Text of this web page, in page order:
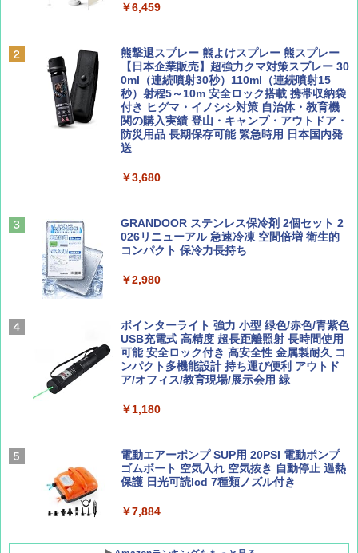
誌] (ＤＩＳＮＥＹ ＦＡＮ)
￥713
山と溪谷 2026年8月号「南アルプス大全」
Coyote No.89 特集 星野道夫 夢見る旅
AIRLINE（エアライン）2026年9月号【特
集】ボーイング110周年を祝して！
￥1,760
￥2,695
A09 地球の歩き方 イタリア 2026～2027 地
球の歩き方A ヨーロッパ
￥2,479
A26 地球の歩き方 チェコ ポーランド スロヴ
ァキア 2026～2027 地球の歩き方A ヨーロッ
新しい日本地理 地図・統計・移動から読み
解く (講談社現代新書)
￥1,540
PYKES PEAK (パイクスピーク) 着替えテン
ト プライバシー テント 【中が透けない】 1
人用 折りたたみ 防災グッズ 災害用トイレ ビ
ーチ ピクニック ポップアップテント 携帯 簡
易 トイレテント (ブラック)
￥4,980
500002(89232)
￥5,999
ーティング フルクローズ メッシュ 3-4人用
簡単設置 ポップアップテント エクルベージ
ュ(BC仕様) PATC-150B(EB)
￥9,990
イド ブラックコーティング フルクローズ メ
ッシュ 4人用 簡単設置 ポップアップテント P
ATCW-150B エクルベージュ
￥-
￥6,459
熊撃退スプレー 熊よけスプレー 熊スプレー
【日本企業販売】超強力クマ対策スプレー 30
0ml（連続噴射30秒）110ml（連続噴射15
秒）射程5～10m 安全ロック搭載 携帯収納袋
付き ヒグマ・イノシシ対策 自治体・教育機
関の購入実績 登山・キャンプ・アウトドア・
防災用品 長期保存可能 緊急時用 日本国内発
送
￥3,680
GRANDOOR ステンレス保冷剤 2個セット 2
026リニューアル 急速冷凍 空間倍増 衛生的
コンパクト 保冷力長持ち
￥2,980
ポインターライト 強力 小型 緑色/赤色/青紫色
USB充電式 高精度 超長距離照射 長時間使用
可能 安全ロック付き 高安全性 金属製耐久 コ
ンパクト多機能設計 持ち運び便利 アウトド
ア/オフィス/教育現場/展示会用 緑
￥1,180
電動エアーポンプ SUP用 20PSI 電動ポンプ
ゴムボート 空気入れ 空気抜き 自動停止 過熱
保護 日光可読lcd 7種類ノズル付き
￥7,884